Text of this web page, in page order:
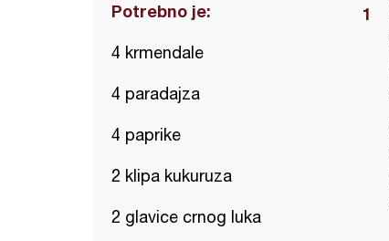
Potrebno je:
4 krmendale
4 paradajza
4 paprike
2 klipa kukuruza
2 glavice crnog luka